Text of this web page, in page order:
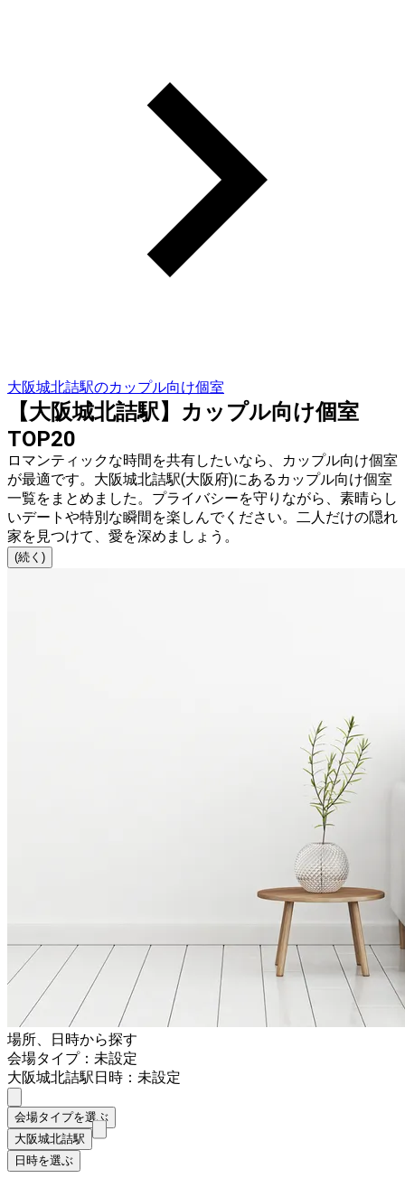
大阪城北詰駅のカップル向け個室
【大阪城北詰駅】カップル向け個室
TOP20
ロマンティックな時間を共有したいなら、カップル向け個室
が最適です。大阪城北詰駅(大阪府)にあるカップル向け個室
一覧をまとめました。プライバシーを守りながら、素晴らし
いデートや特別な瞬間を楽しんでください。二人だけの隠れ
家を見つけて、愛を深めましょう。
(続く)
場所、日時から探す
会場タイプ：未設定
大阪城北詰駅日時：未設定
会場タイプを選ぶ
大阪城北詰駅
日時を選ぶ